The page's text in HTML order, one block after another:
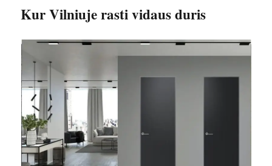
Kur Vilniuje rasti vidaus duris